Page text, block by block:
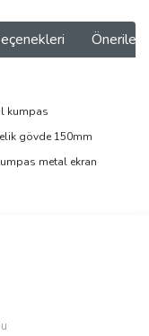
ve diğer
kumpas
gövde 150mm
metal ekran